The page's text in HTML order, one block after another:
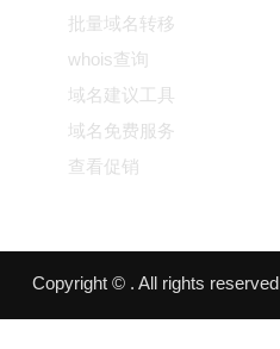
批量域名转移
whois查询
域名建议工具
域名免费服务
查看促销
Copyright © . All rights reserved